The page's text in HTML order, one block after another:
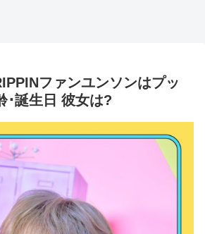
ファンユンソンはプッ
･誕生日 彼女は?